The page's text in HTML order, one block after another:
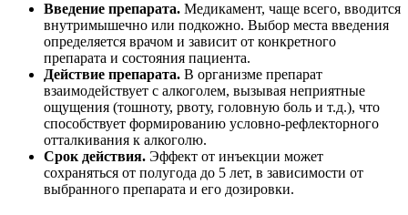
Введение препарата. Медикамент, чаще всего, вводится
внутримышечно или подкожно. Выбор места введения
определяется врачом и зависит от конкретного
препарата и состояния пациента.
Действие препарата. В организме препарат
взаимодействует с алкоголем, вызывая неприятные
ощущения (тошноту, рвоту, головную боль и т.д.), что
способствует формированию условно-рефлекторного
отталкивания к алкоголю.
Срок действия. Эффект от инъекции может
сохраняться от полугода до 5 лет, в зависимости от
выбранного препарата и его дозировки.